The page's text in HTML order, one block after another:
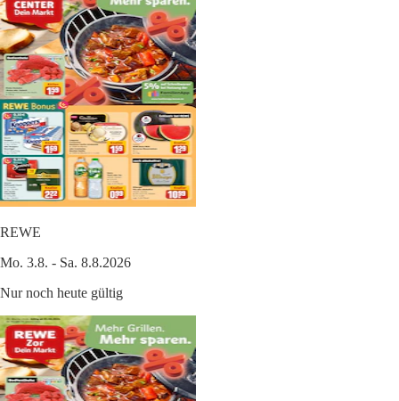
REWE
Mo. 3.8. - Sa. 8.8.2026
Nur noch heute gültig